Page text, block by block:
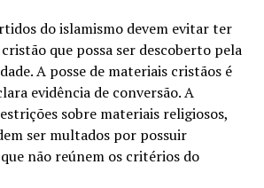
do islamismo devem evitar ter
que possa ser descoberto pela
A posse de materiais cristãos é
evidência de conversão. A
sobre materiais religiosos,
ser multados por possuir
não reúnem os critérios do